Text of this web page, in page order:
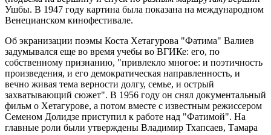
Ушбы. В 1947 году картина была показана на международном
Венецианском кинофестивале.
Об экранизации поэмы Коста Хетагурова "Фатима" Валиев
задумывался еще во время учебы во ВГИКе: его, по
собственному признанию, "привлекло многое: и поэтичность
произведения, и его демократическая направленность, и
вечно живая тема верности долгу, семье, и острый
захватывающий сюжет". В 1956 году он снял документальный
фильм о Хетагурове, а потом вместе с известным режиссером
Семеном Долидзе приступил к работе над "Фатимой". На
главные роли были утверждены Владимир Тхапсаев, Тамара